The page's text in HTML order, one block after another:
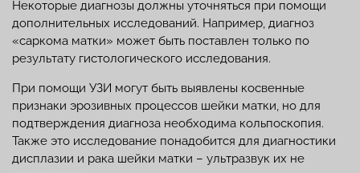
Некоторые диагнозы должны уточняться при помощи
дополнительных исследований. Например, диагноз
«саркома матки» может быть поставлен только по
результату гистологического исследования.
При помощи УЗИ могут быть выявлены косвенные
признаки эрозивных процессов шейки матки, но для
подтверждения диагноза необходима кольпоскопия.
Также это исследование понадобится для диагностики
дисплазии и рака шейки матки – ультразвук их не